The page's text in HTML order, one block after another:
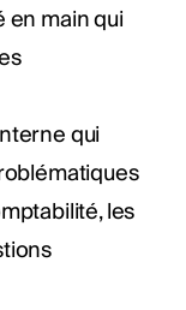
main qui
qui
les